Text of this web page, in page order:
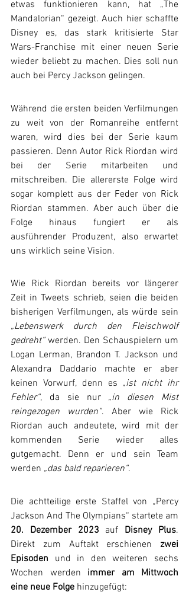
etwas funktionieren kann, hat „The
Mandalorian“ gezeigt. Auch hier schaffte
Disney es, das stark kritisierte Star
Wars-Franchise mit einer neuen Serie
wieder beliebt zu machen. Dies soll nun
auch bei Percy Jackson gelingen.
Während die ersten beiden Verfilmungen
zu weit von der Romanreihe entfernt
waren, wird dies bei der Serie kaum
passieren. Denn Autor Rick Riordan wird
bei der Serie mitarbeiten und
mitschreiben. Die allererste Folge wird
sogar komplett aus der Feder von Rick
Riordan stammen. Aber auch über die
Folge hinaus fungiert er als
ausführender Produzent, also erwartet
uns wirklich seine Vision.
Wie Rick Riordan bereits vor längerer
Zeit in Tweets schrieb, seien die beiden
„Lebenswerk durch den Fleischwolf
gedreht“ werden. Den Schauspielern um
Logan Lerman, Brandon T. Jackson und
Alexandra Daddario machte er aber
keinen Vorwurf, denn es „ist nicht ihr
Fehler“, da sie nur „in diesen Mist
reingezogen wurden“. Aber wie Rick
Riordan auch andeutete, wird mit der
kommenden Serie wieder alles
gutgemacht. Denn er und sein Team
werden „das bald reparieren“.
Die achtteilige erste Staffel von „Percy
20. Dezember 2023 auf Disney Plus.
Direkt zum Auftakt erschienen zwei
Episoden und in den weiteren sechs
Wochen werden immer am Mittwoch
eine neue Folge hinzugefügt: